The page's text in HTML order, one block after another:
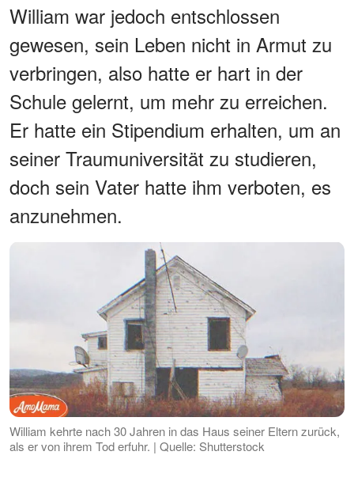
William war jedoch entschlossen
gewesen, sein Leben nicht in Armut zu
verbringen, also hatte er hart in der
Schule gelernt, um mehr zu erreichen.
Er hatte ein Stipendium erhalten, um an
seiner Traumuniversität zu studieren,
doch sein Vater hatte ihm verboten, es
anzunehmen.
William kehrte nach 30 Jahren in das Haus seiner Eltern zurück,
als er von ihrem Tod erfuhr. | Quelle: Shutterstock